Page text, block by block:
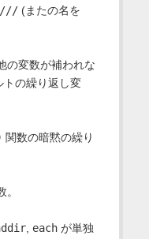
(またの名を
の変数が補われな
トの繰り返し変
関数の暗黙の繰り
, eachが単独